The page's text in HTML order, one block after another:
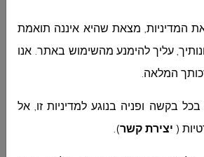
המדיניות, מצאת שהיא איננה תואמת
עליך להימנע מהשימוש באתר. אנו
המלאה.
בקשה ופניה בנוגע למדיניות זו, אל
( יצירת קשר)
.